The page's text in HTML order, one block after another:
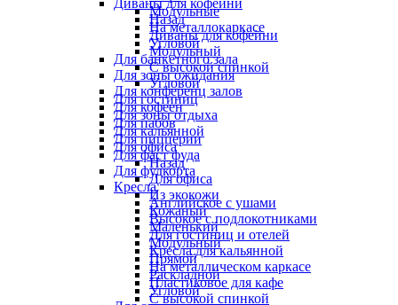
Модульные
На металлокаркасе
Угловой
Для банкетного зала
Для зоны ожидания
Для конференц залов
Для кофеен
Для пабов
Для пиццерии
Для фаст фуда
Для фудкорта
Кресла
Английское с ушами
Высокое с подлокотниками
Для гостиниц и отелей
Кресла для кальянной
На металлическом каркасе
Пластиковое для кафе
С высокой спинкой
Диваны для кофейни
Назад
Диваны для кофейни
Модульный
С высокой спинкой
Угловой
Для гостиниц
Для зоны отдыха
Для кальянной
Для офиса
Назад
Для офиса
Из экокожи
Кожаный
Маленький
Модульный
Прямой
Раскладной
Угловой